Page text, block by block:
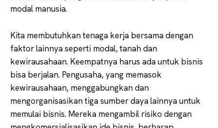
modal manusia.
Kita membutuhkan tenaga kerja bersama dengan
faktor lainnya seperti modal, tanah dan
kewirausahaan. Keempatnya harus ada untuk bisnis
bisa berjalan. Pengusaha, yang memasok
kewirausahaan, menggabungkan dan
mengorganisasikan tiga sumber daya lainnya untuk
memulai bisnis. Mereka mengambil risiko dengan